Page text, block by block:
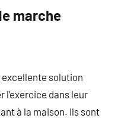
marche
solution
l’exercice dans leur
à la maison. Ils sont